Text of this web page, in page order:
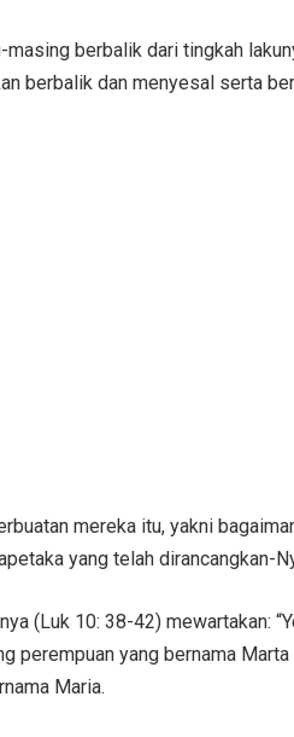
berbalik dari tingkah
berbalik dan menyesal serta
mereka itu, yakni
yang telah dirancangkan-
(Luk 10: 38-42) mewartakan:
perempuan yang bernama
Maria.